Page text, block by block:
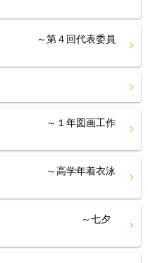
～第４回代表委員
～１年図画工作
学年着衣泳
・・ ～七夕